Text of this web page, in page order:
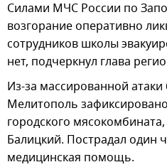
Силами МЧС России по
возгорание оперативно
сотрудников школы
нет, подчеркнул глава
Из-за массированной
Мелитополь
городского
Балицкий. Пострадал один
медицинская помощь.